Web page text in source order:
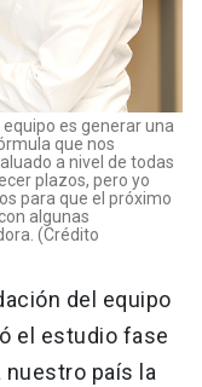
es generar una
que nos
a nivel de todas
plazos, pero yo
para que el próximo
algunas
(Crédito
del equipo
el estudio fase
nuestro país la